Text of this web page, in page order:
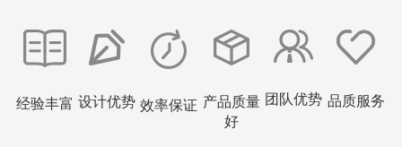
经验丰富 设计优势 效率保证 产品质量
好
团队优势 品质服务